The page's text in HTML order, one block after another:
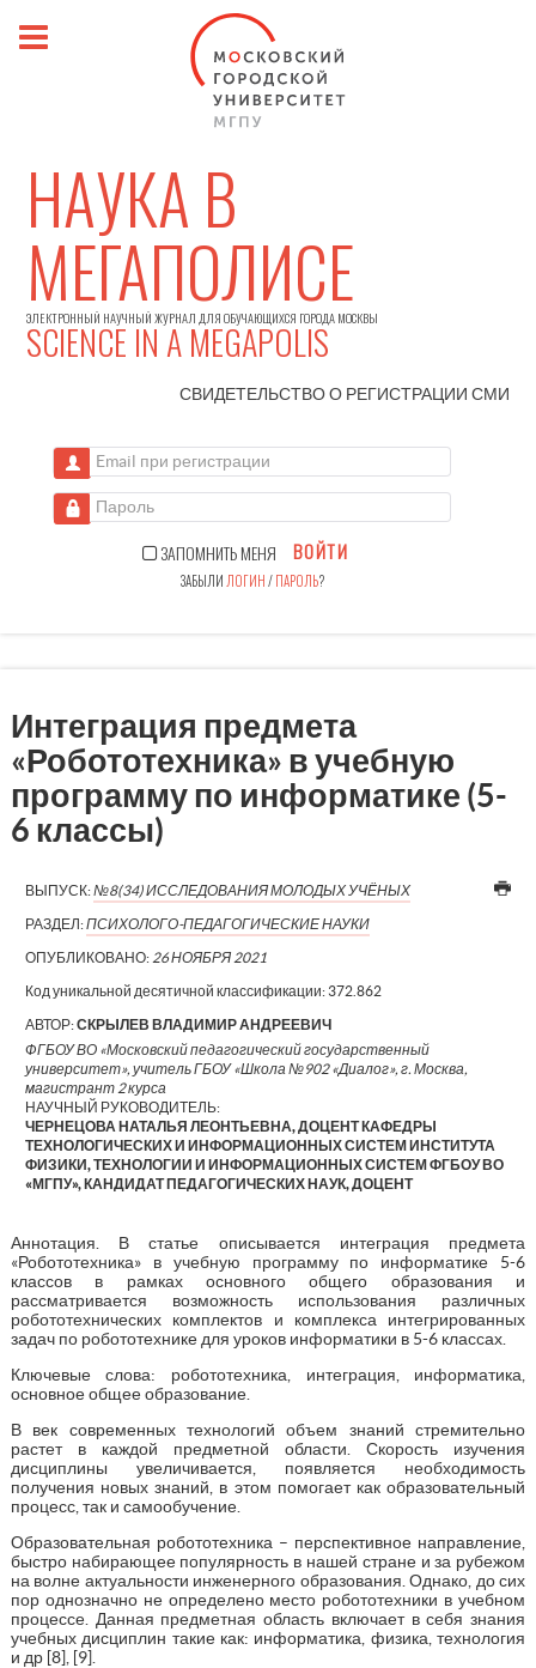
НАУКА В
МЕГАПОЛИСЕ
ЭЛЕКТРОННЫЙ НАУЧНЫЙ ЖУРНАЛ ДЛЯ ОБУЧАЮЩИХСЯ ГОРОДА МОСКВЫ
SCIENCE IN A MEGAPOLIS
СВИДЕТЕЛЬСТВО О РЕГИСТРАЦИИСМИ
Email при регистрации
Пароль
ЗАПОМНИТЬ МЕНЯ ВОЙТИ
ЗАБЫЛИ ЛОГИН/ПАРОЛЬ?
Интеграция предмета
«Робототехника» в учебную
программу по информатике (5-
6 классы)
ВЫПУСК:№8(34) ИССЛЕДОВАНИЯ МОЛОДЫХ УЧЁНЫХ
РАЗДЕЛ:ПСИХОЛОГО-ПЕДАГОГИЧЕСКИЕ НАУКИ
ОПУБЛИКОВАНО: 26 НОЯБРЯ 2021
Код уникальной десятичной классификации: 372.862
АВТОР:СКРЫЛЕВ ВЛАДИМИР АНДРЕЕВИЧ
ФГБОУ ВО «Московский педагогический государственный
университет», учитель ГБОУ «Школа №902 «Диалог», г. Москва,
магистрант 2 курса
НАУЧНЫЙ РУКОВОДИТЕЛЬ:
ЧЕРНЕЦОВА НАТАЛЬЯ ЛЕОНТЬЕВНА, ДОЦЕНТ КАФЕДРЫ
ТЕХНОЛОГИЧЕСКИХ И ИНФОРМАЦИОННЫХ СИСТЕМ ИНСТИТУТА
ФИЗИКИ, ТЕХНОЛОГИИ И ИНФОРМАЦИОННЫХ СИСТЕМ ФГБОУ ВО
«МГПУ», КАНДИДАТ ПЕДАГОГИЧЕСКИХ НАУК, ДОЦЕНТ
Аннотация. В статье описывается интеграция предмета
«Робототехника» в учебную программу по информатике 5-6
классов в рамках основного общего образования и
рассматривается возможность использования различных
робототехнических комплектов и комплекса интегрированных
задач по робототехнике для уроков информатики в 5-6 классах.
Ключевые слова: робототехника, интеграция, информатика,
основное общее образование.
В век современных технологий объем знаний стремительно
растет в каждой предметной области. Скорость изучения
дисциплины увеличивается, появляется необходимость
получения новых знаний, в этом помогает как образовательный
процесс, так и самообучение.
Образовательная робототехника – перспективное направление,
быстро набирающее популярность в нашей стране и за рубежом
на волне актуальности инженерного образования. Однако, до сих
пор однозначно не определено место робототехники в учебном
процессе. Данная предметная область включает в себя знания
учебных дисциплин такие как: информатика, физика, технология
и др [8], [9].